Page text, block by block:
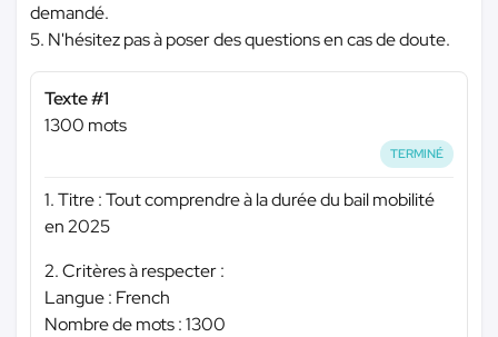
demandé.
5. N'hésitez pas à poser des questions en cas de doute.
Texte #1
1300 mots
TERMINÉ
1. Titre : Tout comprendre à la durée du bail mobilité
en 2025
2. Critères à respecter :
Langue : French
Nombre de mots : 1300